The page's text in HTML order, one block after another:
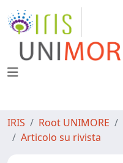
IRIS Root UNIMORE
Articolo su rivista